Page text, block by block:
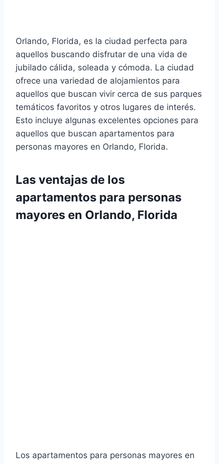
Orlando, Florida, es la ciudad perfecta para
aquellos buscando disfrutar de una vida de
jubilado cálida, soleada y cómoda. La ciudad
ofrece una variedad de alojamientos para
aquellos que buscan vivir cerca de sus parques
temáticos favoritos y otros lugares de interés.
Esto incluye algunas excelentes opciones para
aquellos que buscan apartamentos para
personas mayores en Orlando, Florida.
Las ventajas de los
apartamentos para personas
mayores en Orlando, Florida
Los apartamentos para personas mayores en